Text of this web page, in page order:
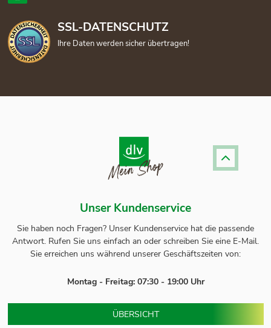
SSL-DATENSCHUTZ
Ihre Daten werden sicher übertragen!
Unser Kundenservice
Sie haben noch Fragen? Unser Kundenservice hat die passende
Antwort. Rufen Sie uns einfach an oder schreiben Sie eine E-Mail.
Sie erreichen uns während unserer Geschäftszeiten von:
Montag - Freitag: 07:30 - 19:00 Uhr
ÜBERSICHT